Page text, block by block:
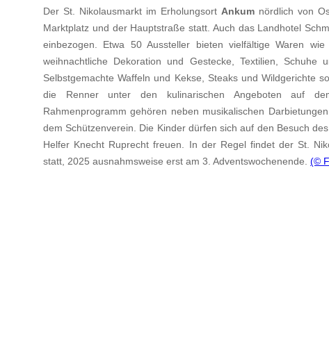
Der St. Nikolausmarkt im Erholungsort Ankum nördlich von
Marktplatz und der Hauptstraße statt. Auch das Landhotel
einbezogen. Etwa 50 Aussteller bieten vielfältige Waren wie
weihnachtliche Dekoration und Gestecke, Textilien, Schuhe
Selbstgemachte Waffeln und Kekse, Steaks und Wildgerichte
die Renner unter den kulinarischen Angeboten auf
Rahmenprogramm gehören neben musikalischen
dem Schützenverein. Die Kinder dürfen sich auf den Besuch
Helfer Knecht Ruprecht freuen. In der Regel findet der St.
statt, 2025 ausnahmsweise erst am 3. Adventswochenende. (©